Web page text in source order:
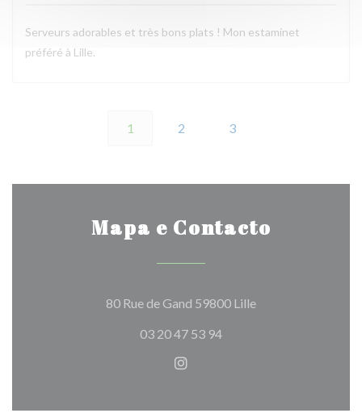
Serveurs adorables et très bons plats ! Mon estaminet
préféré à Lille.
1 2 3
Mapa e Contacto
80 Rue de Gand 59800 Lille((abre numa nova
03 20 47 53 94
Instagram ((abre numa nova